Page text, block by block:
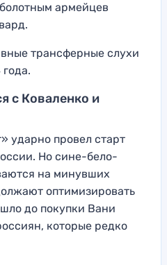
армейцев
трансферные слухи
с Коваленко и
ударно провел старт
Но сине-бело-
на минувших
оптимизировать
до покупки Вани
которые редко